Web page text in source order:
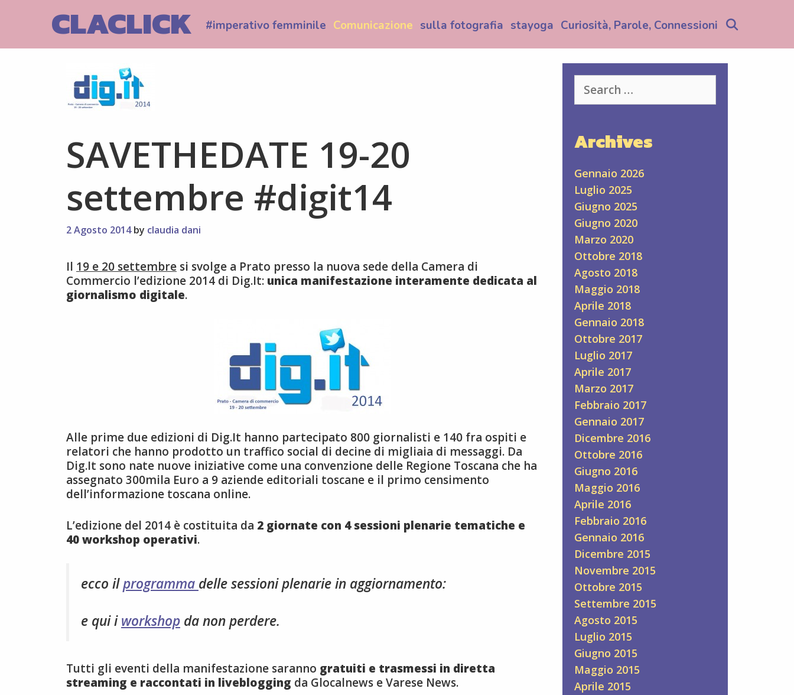
CLACLICK #imperativo femminile Comunicazione sulla fotografia stayoga Curiosità, Parole, Connessioni
SAVETHEDATE 19-20
settembre #digit14
2 Agosto 2014 by claudia dani
Il 19 e 20 settembre si svolge a Prato presso la nuova sede della Camera di
Commercio l’edizione 2014 di Dig.It: unica manifestazione interamente dedicata al
giornalismo digitale.
Alle prime due edizioni di Dig.It hanno partecipato 800 giornalisti e 140 fra ospiti e
relatori che hanno prodotto un traffico social di decine di migliaia di messaggi. Da
Dig.It sono nate nuove iniziative come una convenzione delle Regione Toscana che ha
assegnato 300mila Euro a 9 aziende editoriali toscane e il primo censimento
dell’informazione toscana online.
L’edizione del 2014 è costituita da 2 giornate con 4 sessioni plenarie tematiche e
40 workshop operativi.
ecco ilprogramma delle sessioni plenarie in aggiornamento:
e qui iworkshop da non perdere.
Tutti gli eventi della manifestazione saranno gratuiti e trasmessi in diretta
streaming e raccontati in liveblogging da Glocalnews e Varese News.
for:
Archives
Gennaio 2026
Luglio 2025
Giugno 2025
Giugno 2020
Marzo 2020
Ottobre 2018
Agosto 2018
Maggio 2018
Aprile 2018
Gennaio 2018
Ottobre 2017
Luglio 2017
Aprile 2017
Marzo 2017
Febbraio 2017
Gennaio 2017
Dicembre 2016
Ottobre 2016
Giugno 2016
Maggio 2016
Aprile 2016
Febbraio 2016
Gennaio 2016
Dicembre 2015
Novembre 2015
Ottobre 2015
Settembre 2015
Agosto 2015
Luglio 2015
Giugno 2015
Maggio 2015
Aprile 2015